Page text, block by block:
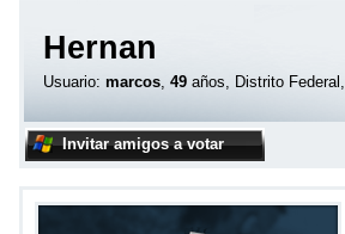
Hernan
Usuario: marcos, 49 años, Distrito Federal,
Invitar amigos a votar